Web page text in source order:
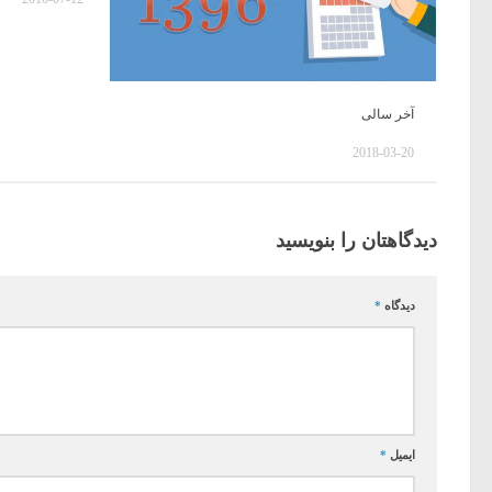
آخر سالی
2018-03-20
دیدگاهتان را بنویسید
دیدگاه *
ایمیل *